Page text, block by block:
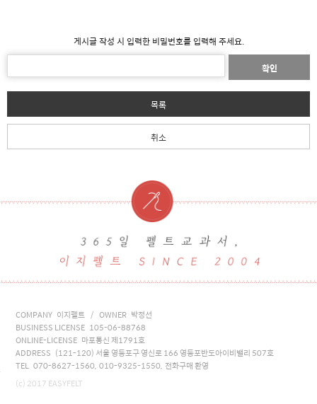
게시글 작성 시 입력한 비밀번호를 입력해 주세요.
확인
목록
취소
COMPANY 이지펠트 / OWNER 박정선
BUSINESS LICENSE 105-06-88768
ONLINE-LICENSE 마포통신 제1791호
ADDRESS (121-120) 서울 영등포구 영신로 166 영등포반도아이비밸리 507호
TEL 070-8627-1560, 010-9325-1550, 전화구매 환영
(c) 2017 EASYFELT